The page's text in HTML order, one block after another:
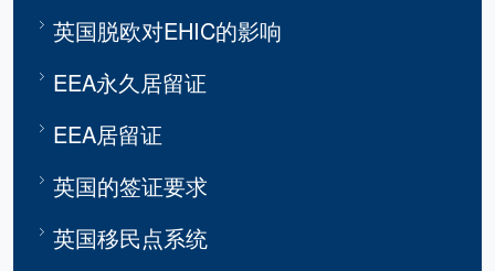
英国脱欧对EHIC的影响
EEA永久居留证
EEA居留证
英国的签证要求
英国移民点系统